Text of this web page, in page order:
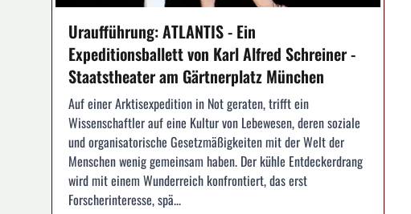
Uraufführung: ATLANTIS - Ein
Expeditionsballett von Karl Alfred Schreiner -
Staatstheater am Gärtnerplatz München
Auf einer Arktisexpedition in Not geraten, trifft ein
Wissenschaftler auf eine Kultur von Lebewesen, deren soziale
und organisatorische Gesetzmäßigkeiten mit der Welt der
Menschen wenig gemeinsam haben. Der kühle Entdeckerdrang
wird mit einem Wunderreich konfrontiert, das erst
Forscherinteresse, spä...